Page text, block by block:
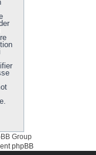
Group
phpBB